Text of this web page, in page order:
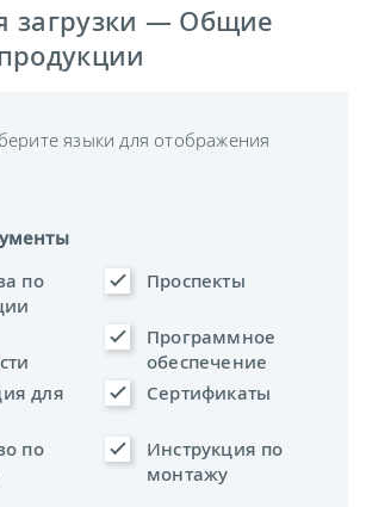
загрузки — Общие
языки для отображения
по
Проспекты
Программное
обеспечение
для
Сертификаты
по
Инструкция по
монтажу